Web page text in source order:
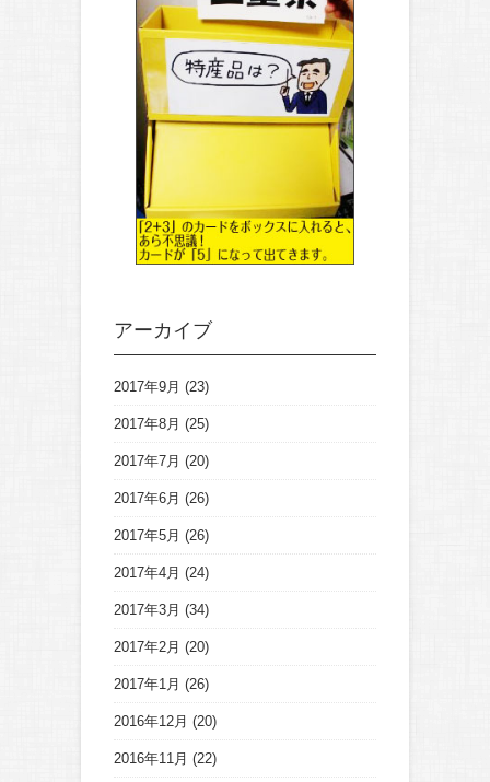
アーカイブ
2017年9月 (23)
2017年8月 (25)
2017年7月 (20)
2017年6月 (26)
2017年5月 (26)
2017年4月 (24)
2017年3月 (34)
2017年2月 (20)
2017年1月 (26)
2016年12月 (20)
2016年11月 (22)